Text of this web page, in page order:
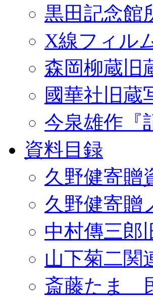
黒田記念館
X線フィル
森岡柳蔵旧
國華社旧蔵
今泉雄作『
資料目録
久野健寄贈
久野健寄贈
中村傳三郎
山下菊二関
斎藤たま